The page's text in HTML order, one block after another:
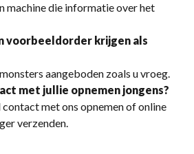
machine die informatie over het
voorbeeldorder krijgen als
aangeboden zoals u vroeg.
met jullie opnemen jongens?
met ons opnemen of online
verzenden.